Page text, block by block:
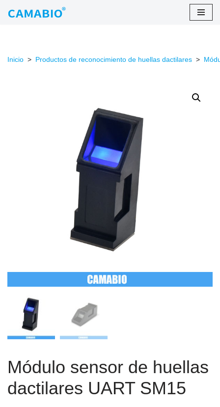
Inicio > Productos de reconocimiento de huellas dactilares >
Módulo sensor de huellas
dactilares UART SM15